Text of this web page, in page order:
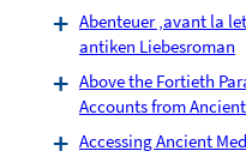
Abenteuer ‚avant la
antiken Liebesroman
Above the Fortieth
Accounts from
Accessing Ancient